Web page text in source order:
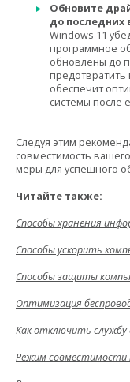
Обновите
до последних
Windows 11
программное
обновлены до
обеспечит
системы после
Следуя этим
совместимость
меры для успешного
Читайте также:
Способы хранения
Способы ускорить
Способы защиты
Оптимизация
Как отключить службу
Режим совместимости